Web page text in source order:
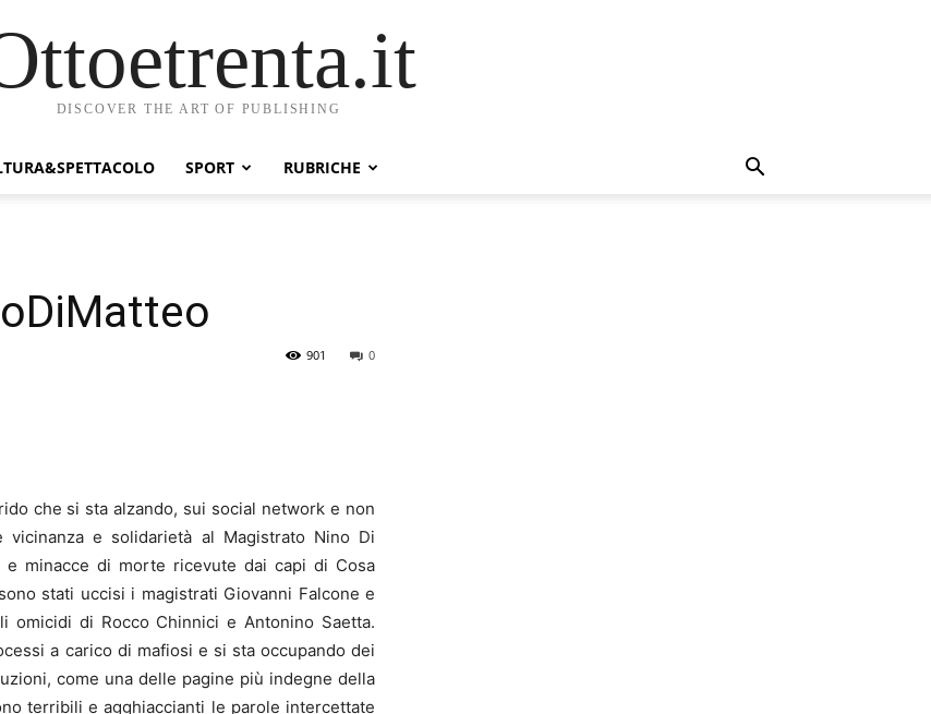
DISCOVER THE ART OF PUBLISHING
SPORT RUBRICHE
0
901
che si sta alzando, sui social network e non
e solidarietà al Magistrato Nino Di
minacce di morte ricevute dai capi di Cosa
stati uccisi i magistrati Giovanni Falcone e
di Rocco Chinnici e Antonino Saetta.
a carico di mafiosi e si sta occupando dei
come una delle pagine più indegne della
terribili e agghiaccianti le parole intercettate